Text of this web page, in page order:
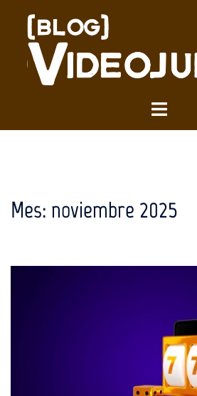
contenido
Alternar
Mes: noviembre 2025